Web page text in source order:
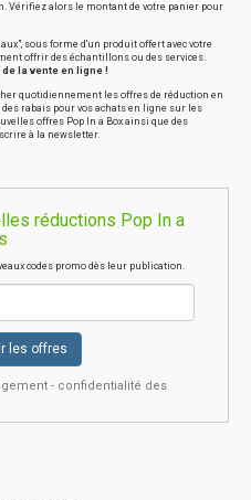
Vérifiez alors le montant de votre panier pour
sous forme d'un produit offert avec votre
offrir des échantillons ou des services.
la vente en ligne !
quotidiennement les offres de réduction en
rabais pour vos achats en ligne sur les
offres Pop In a Box ainsi que des
à la newsletter.
réductions Pop In a
codes promo dès leur publication.
les offres
- confidentialité des